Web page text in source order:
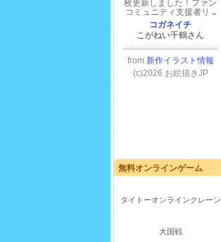
無料オンラインゲーム
タイトーオンラインクレーン
大国戦